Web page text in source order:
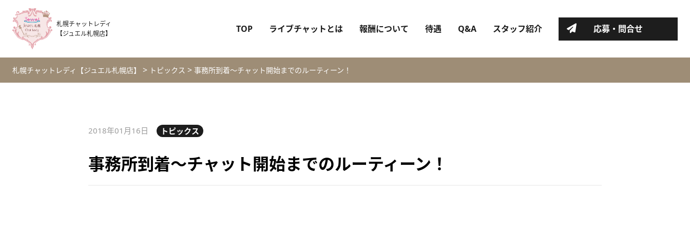
札幌チャットレディ
【ジュエル札幌店】
TOP ライブチャットとは 報酬について 待遇 Q&A スタッフ紹介 応募・問合せ
札幌チャットレディ【ジュエル札幌店】 > トピックス > 事務所到着～チャット開始までのルーティーン！
2018年01月16日 トピックス
事務所到着～チャット開始までのルーティーン！